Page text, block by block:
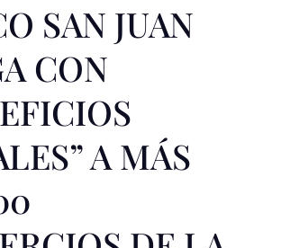
SAN JUAN
CON
A MÁS